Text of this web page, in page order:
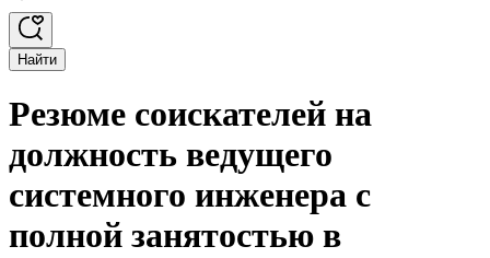
Найти
Резюме соискателей на
должность ведущего
системного инженера с
полной занятостью в